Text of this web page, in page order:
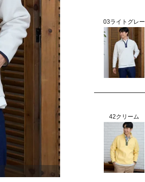
03ライトグレー
42クリーム